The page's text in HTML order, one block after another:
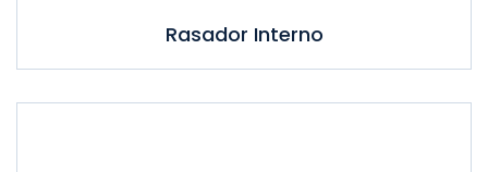
Rasador Interno